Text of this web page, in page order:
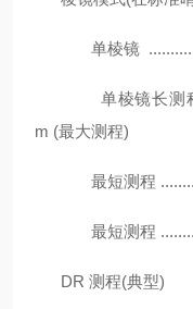
单棱镜
单棱镜长测程模
m (最大测程)
最短测程
最短测程
DR 测程(典型)